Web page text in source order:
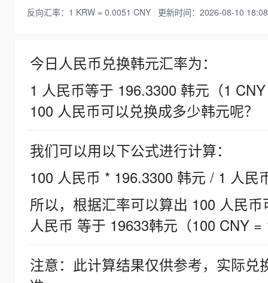
反向汇率：1 KRW = 0.0051 CNY 更新时间：2026-08-10
今日人民币兑换韩元汇率为：
1 人民币等于 196.3300 韩元（1
100 人民币可以兑换成多少韩元呢？
我们可以用以下公式进行计算：
100 人民币 * 196.3300 韩元 / 1 人民
所以，根据汇率可以算出 100 人民
人民币 等于 19633韩元（100 CNY =
注意：此计算结果仅供参考，实际